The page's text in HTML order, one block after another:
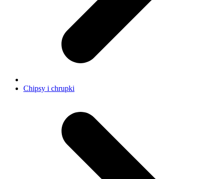
Chipsy i chrupki